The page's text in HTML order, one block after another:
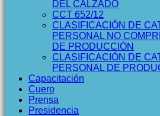
DEL CALZADO
CCT 652/12
CLASIFICACIÓN DE
PERSONAL NO
DE PRODUCCIÓN
CLASIFICACIÓN DE
PERSONAL DE
Capacitación
Cuero
Prensa
Presidencia